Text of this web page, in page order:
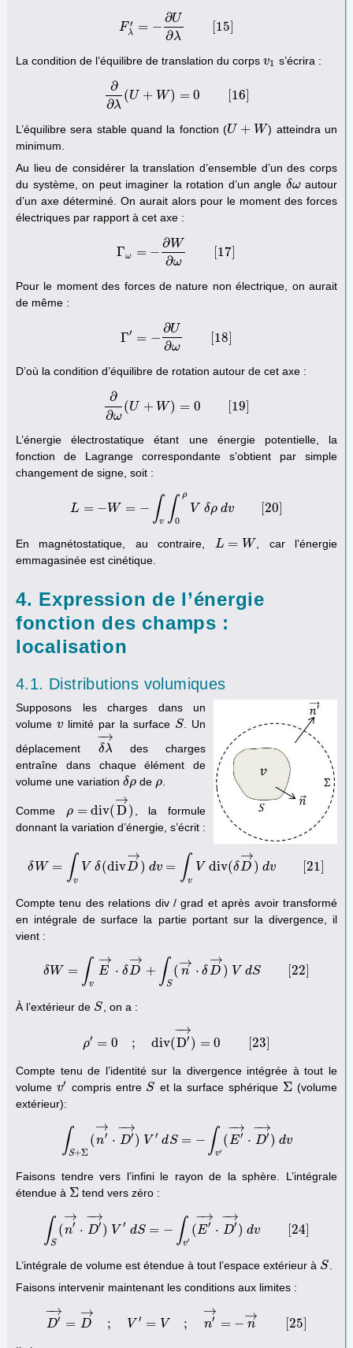
F ′
λ = −
∂U
∂λ
15
Fλ′=−∂U∂
La condition de l’équilibre de translation du corps v1
v1 s’écrira :
∂
∂λ
(U + W) = 0 16
∂ ∂λ U+ W)= 0[
L’équilibre sera stable quand la fonction (U + W
U+ W
) atteindra un
minimum.
Au lieu de considérer la translation d’ensemble d’un des corps
du système, on peut imaginer la rotation d’un angle δω
δωautour
d’un axe déterminé. On aurait alors pour le moment des forces
électriques par rapport à cet axe :
Γω = −
∂W
∂ω
17
Γω=−∂W∂
Pour le moment des forces de nature non électrique, on aurait
de même :
Γ′ = −
∂U
∂ω
[18]
Γ =−∂U∂
D’où la condition d’équilibre de rotation autour de cet axe :
∂
∂ω
(U + W) = 0 [19]
∂ ∂ω (U+W)= 0[
L’énergie électrostatique étant une énergie potentielle, la
fonction de Lagrange correspondante s’obtient par simple
changement de signe, soit :
L = −W = − ∫v ∫ ρ
0
V δρ dv [20]
L =−W= ∫v 0ρ δρ dv [20
En magnétostatique, au contraire, L = W
L= W
, car l’énergie
emmagasinée est cinétique.
4. Expression de l’énergie
fonction des champs :
localisation
4.1. Distributions volumiques
Supposons les charges dans un
volume v
v limité par la surface S
S . Un
déplacement δλ
−
→
δλ→ des charges
entraîne dans chaque élément de
volume une variation δρ
δρ de ρ
ρ
Comme ρ = div( D
→
)
ρ=div(D→ )
, la formule
donnant la variation d’énergie, s’écrit :
δ W = ∫v
V δ(divD
→
) dv = ∫v
V div(δD
→
) dv [21
δ W= ∫vV δ(divD →) dv= ∫v V d iv(δD→) dv[21
Compte tenu des relations div / grad et après avoir transformé
en intégrale de surface la partie portant sur la divergence, il
vient :
δW = ∫v
E
→
⋅ δD
→
+ ∫S
( n
→
⋅ δD
→
) V dS [22]
W =∫v E→⋅δD → +∫S ( n→ ⋅δD→ ) V dS[22
À l’extérieur de S
S , on a :
ρ′ = 0 ; div(D′
−
→
) = 0 [23]
ρ′ div(D′→ )= 0[23
Compte tenu de l’identité sur la divergence intégrée à tout le
volume v′
v′ compris entre S
S et la surface sphérique Σ
Σ (volume
extérieur):
∫S+Σ
( n′
→
⋅ D′
−→
) V ′ dS = − ∫v′
(E′
−→
⋅ D′
−→
) dv
+ Σ(n ′→⋅D′ →) V′ dS=− ∫v′ E →⋅D →) d v
Faisons tendre vers l’infini le rayon de la sphère. L’intégrale
étendue à Σ
Σ tend vers zéro :
∫S
(n′
→
⋅ D′
−→
) V ′ dS = − ∫v′
(E′
−→
⋅ D′
−→
) dv [24]
S (n′→ D′→) V ′ d S= ∫v (E′→ ⋅D′→ ) dv[
L’intégrale de volume est étendue à tout l’espace extérieur à S
S
Faisons intervenir maintenant les conditions aux limites :
D′
−→
= D
→
; V ′ = V ; n′
→
= − n
→
25
D =D →;V ′= n′ =−n →[ 25 ]